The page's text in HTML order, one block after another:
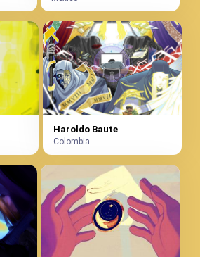
Haroldo Baute
Colombia